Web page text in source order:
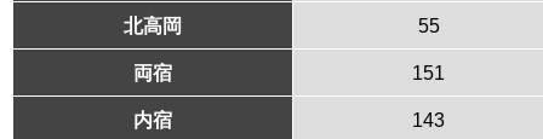
北高岡 55
両宿 151
内宿 143